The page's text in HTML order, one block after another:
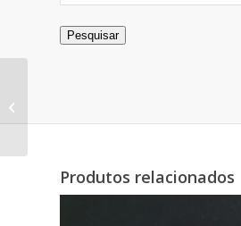
Pesquisar
Produtos relacionados